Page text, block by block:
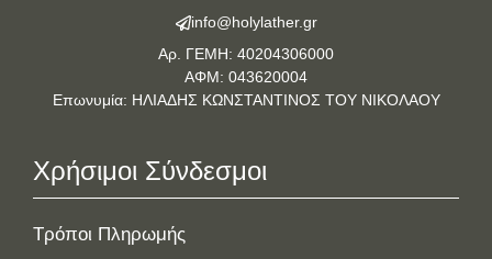
info@holylather.gr
Αρ. ΓΕΜΗ: 40204306000
ΑΦΜ: 043620004
Επωνυμία: ΗΛΙΑΔΗΣ ΚΩΝΣΤΑΝΤΙΝΟΣ ΤΟΥ ΝΙΚΟΛΑΟΥ
Χρήσιμοι Σύνδεσμοι
Τρόποι Πληρωμής